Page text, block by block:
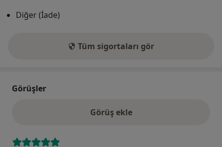
Diğer (İade)
Tüm sigortaları gör
Görüşler
Görüş ekle